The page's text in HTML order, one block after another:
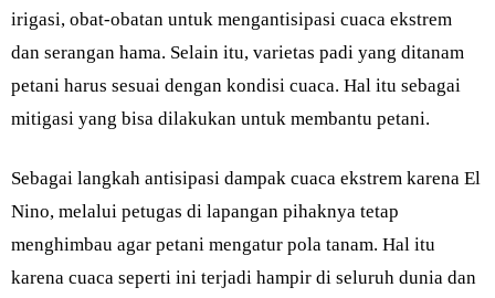
irigasi, obat-obatan untuk mengantisipasi cuaca ekstrem
dan serangan hama. Selain itu, varietas padi yang ditanam
petani harus sesuai dengan kondisi cuaca. Hal itu sebagai
mitigasi yang bisa dilakukan untuk membantu petani.
Sebagai langkah antisipasi dampak cuaca ekstrem karena El
Nino, melalui petugas di lapangan pihaknya tetap
menghimbau agar petani mengatur pola tanam. Hal itu
karena cuaca seperti ini terjadi hampir di seluruh dunia dan